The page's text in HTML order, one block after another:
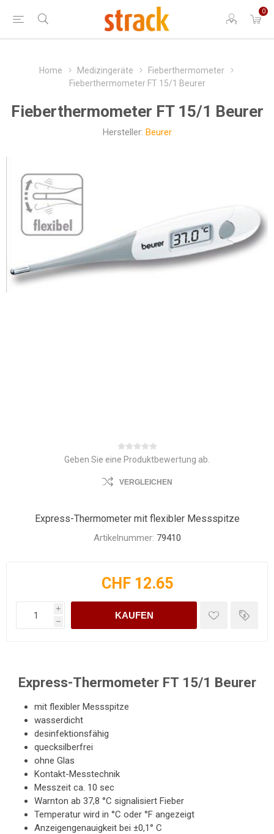
0
Home Medizingeräte
Fieberthermometer
Fieberthermometer FT 15/1 Beurer
Fieberthermometer FT 15/1 Beurer
Hersteller: Beurer
Geben Sie eine Produktbewertung ab.
VERGLEICHEN
Express-Thermometer mit flexibler Messspitze
Artikelnummer: 79410
CHF 12.65
i
h
KAUFEN
Express-Thermometer FT 15/1 Beurer
mit flexibler Messspitze
wasserdicht
desinfektionsfähig
quecksilberfrei
ohne Glas
Kontakt-Messtechnik
Messzeit ca. 10 sec
Warnton ab 37,8 °C signalisiert Fieber
Temperatur wird in °C oder °F angezeigt
Anzeigengenauigkeit bei ±0,1° C